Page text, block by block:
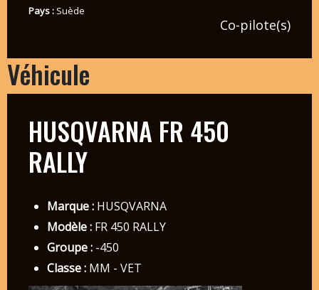
Pays : Suède
Co-pilote(s)
Véhicule
HUSQVARNA FR 450
RALLY
Marque :HUSQVARNA
Modèle :FR 450 RALLY
Groupe :-450
Classe :MM - VET